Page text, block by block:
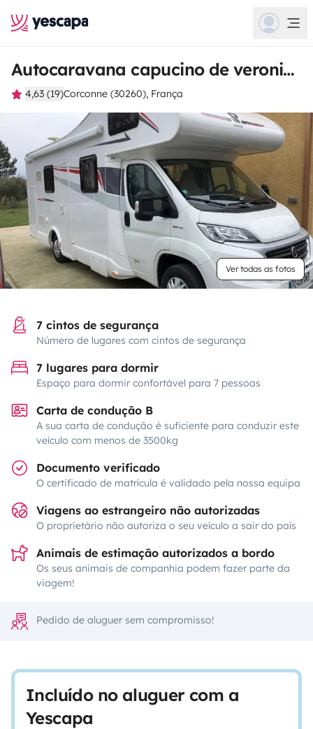
Autocaravana capucino de veronique
4,63 (19)Corconne (30260), França
Ver todas as fotos
7 cintos de segurança
Número de lugares com cintos de segurança
7 lugares para dormir
Espaço para dormir confortável para 7 pessoas
Carta de condução B
A sua carta de condução é suficiente para conduzir este
veículo com menos de 3500kg
Documento verificado
O certificado de matrícula é validado pela nossa equipa
Viagens ao estrangeiro não autorizadas
O proprietário não autoriza o seu veículo a sair do país
Animais de estimação autorizados a bordo
Os seus animais de companhia podem fazer parte da
viagem!
Pedido de aluguer sem compromisso!
Incluído no aluguer com a
Yescapa